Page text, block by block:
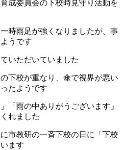
成委員会の下校時見守り活動を
時雨足が強くなりましたが、事
うです
いただいていました
下校が重なり、傘で視界が悪い
たようです
「雨の中ありがうございます」
れました
市教研の一斉下校の日に「下校
ます